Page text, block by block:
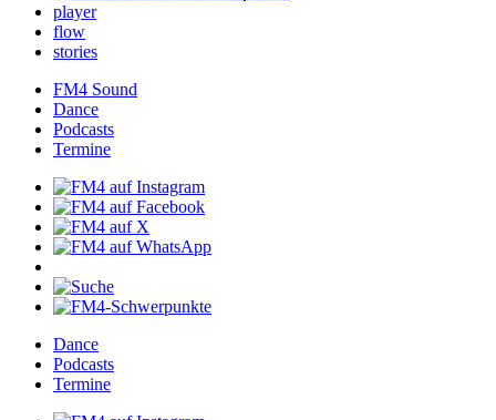
player
flow
stories
FM4Sound
Dance
Podcasts
Termine
Dance
Podcasts
Termine